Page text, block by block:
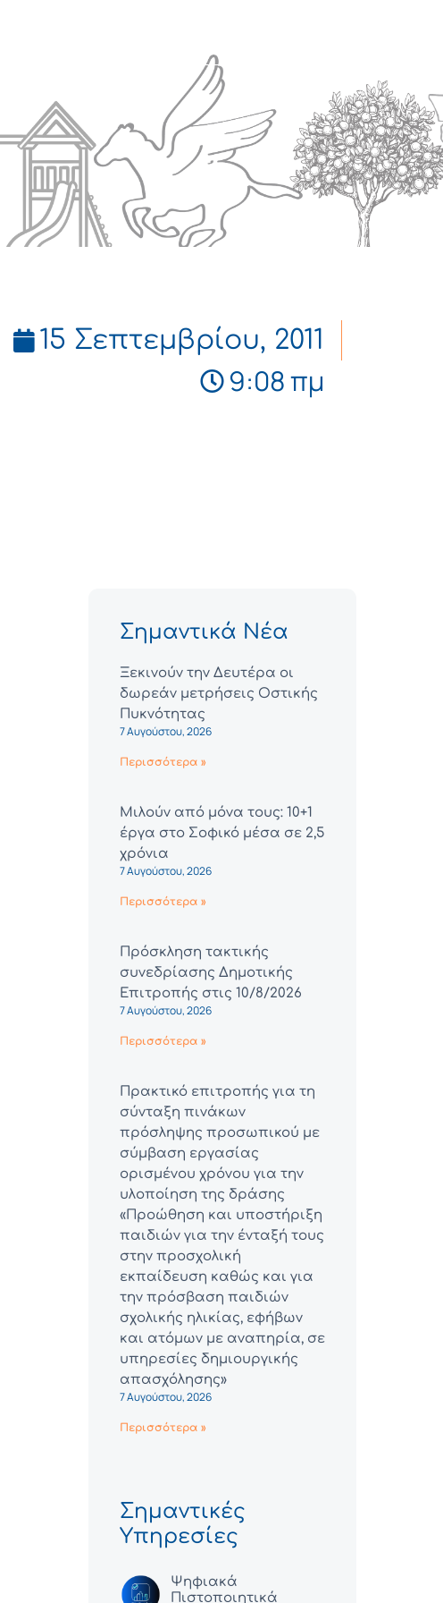
15 Σεπτεμβρίου, 2011
9:08 πμ
Σημαντικά Νέα
Ξεκινούν την Δευτέρα οι
δωρεάν μετρήσεις Οστικής
Πυκνότητας
7 Αυγούστου, 2026
Περισσότερα »
Μιλούν από μόνα τους: 10+1
έργα στο Σοφικό μέσα σε 2,5
χρόνια
7 Αυγούστου, 2026
Περισσότερα »
Πρόσκληση τακτικής
συνεδρίασης Δημοτικής
Επιτροπής στις 10/8/2026
7 Αυγούστου, 2026
Περισσότερα »
Πρακτικό επιτροπής για τη
σύνταξη πινάκων
πρόσληψης προσωπικού με
σύμβαση εργασίας
ορισμένου χρόνου για την
υλοποίηση της δράσης
«Προώθηση και υποστήριξη
παιδιών για την ένταξή τους
στην προσχολική
εκπαίδευση καθώς και για
την πρόσβαση παιδιών
σχολικής ηλικίας, εφήβων
και ατόμων με αναπηρία, σε
υπηρεσίες δημιουργικής
απασχόλησης»
7 Αυγούστου, 2026
Περισσότερα »
Σημαντικές
Υπηρεσίες
Ψηφιακά
Πιστοποιητικά